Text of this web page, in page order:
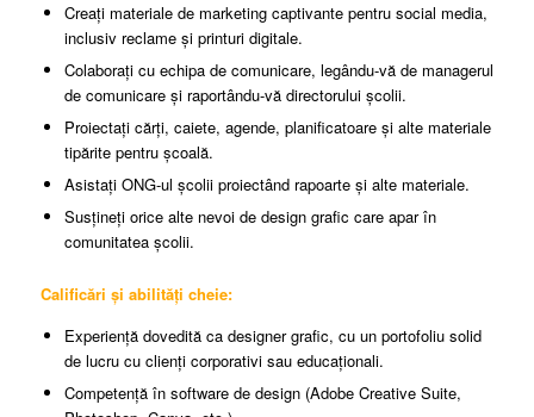
Creați materiale de marketing captivante pentru social media,
inclusiv reclame și printuri digitale.
Colaborați cu echipa de comunicare, legându-vă de managerul
de comunicare și raportându-vă directorului școlii.
Proiectați cărți, caiete, agende, planificatoare și alte materiale
tipărite pentru școală.
Asistați ONG-ul școlii proiectând rapoarte și alte materiale.
Susțineți orice alte nevoi de design grafic care apar în
comunitatea școlii.
Calificări și abilități cheie:
Experiență dovedită ca designer grafic, cu un portofoliu solid
de lucru cu clienți corporativi sau educaționali.
Competență în software de design (Adobe Creative Suite,